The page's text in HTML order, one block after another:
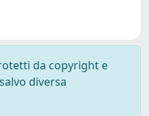
da copyright e
diversa